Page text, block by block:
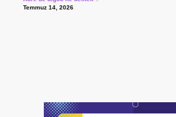
Temmuz 14, 2026